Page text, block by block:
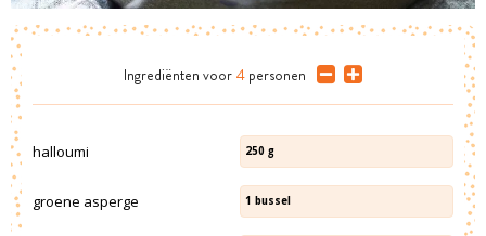
Ingrediënten voor 4 personen
halloumi 250 g
groene asperge 1 bussel